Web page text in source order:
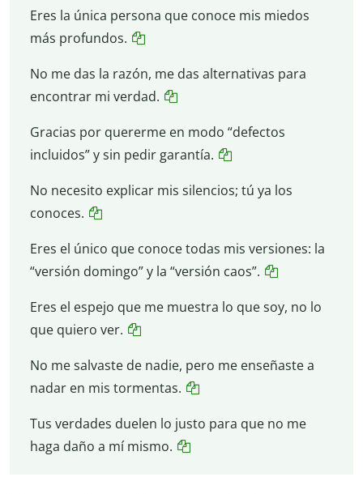
Eres la única persona que conoce mis miedos
más profundos.
No me das la razón, me das alternativas para
encontrar mi verdad.
Gracias por quererme en modo “defectos
incluidos” y sin pedir garantía.
No necesito explicar mis silencios; tú ya los
conoces.
Eres el único que conoce todas mis versiones: la
“versión domingo” y la “versión caos”.
Eres el espejo que me muestra lo que soy, no lo
que quiero ver.
No me salvaste de nadie, pero me enseñaste a
nadar en mis tormentas.
Tus verdades duelen lo justo para que no me
haga daño a mí mismo.